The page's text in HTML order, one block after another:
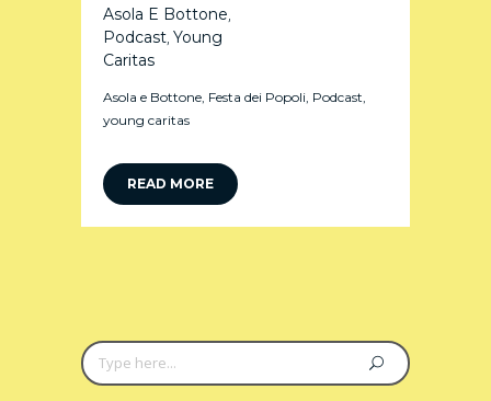
Asola E Bottone
Podcast Young
Caritas
Asola e Bottone, Festa dei Popoli, Podcast,
young caritas
READ MORE